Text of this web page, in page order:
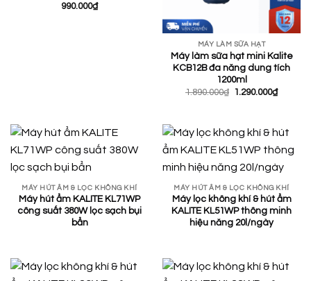
990.000₫
MÁY LÀM SỮA HẠT
Máy làm sữa hạt mini Kalite
KCB12B đa năng dung tích
1200ml
1.890.000₫
Giá
1.290.000₫Giá
MÁY HÚT ẨM & LỌC KHÔNG KHÍ
Máy hút ẩm KALITE KL71WP
công suất 380W lọc sạch bụi
bẩn
MÁY HÚT ẨM & LỌC KHÔNG KHÍ
Máy lọc không khí & hút ẩm
KALITE KL51WP thông minh
hiệu năng 20l/ngày